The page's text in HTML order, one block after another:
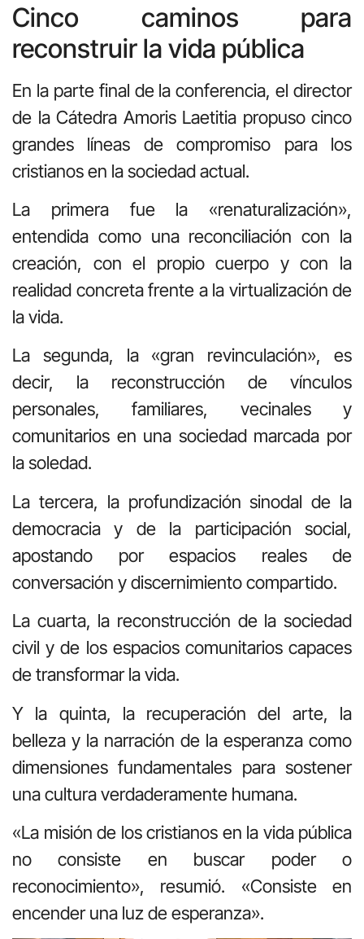
Cinco caminos para
reconstruir la vida pública
En la parte final de la conferencia, el director
de la Cátedra Amoris Laetitia propuso cinco
grandes líneas de compromiso para los
cristianos en la sociedad actual.
La primera fue la «renaturalización»,
entendida como una reconciliación con la
creación, con el propio cuerpo y con la
realidad concreta frente a la virtualización de
la vida.
La segunda, la «gran revinculación», es
decir, la reconstrucción de vínculos
personales, familiares, vecinales y
comunitarios en una sociedad marcada por
la soledad.
La tercera, la profundización sinodal de la
democracia y de la participación social,
apostando por espacios reales de
conversación y discernimiento compartido.
La cuarta, la reconstrucción de la sociedad
civil y de los espacios comunitarios capaces
de transformar la vida.
Y la quinta, la recuperación del arte, la
belleza y la narración de la esperanza como
dimensiones fundamentales para sostener
una cultura verdaderamente humana.
«La misión de los cristianos en la vida pública
no consiste en buscar poder o
reconocimiento», resumió. «Consiste en
encender una luz de esperanza».